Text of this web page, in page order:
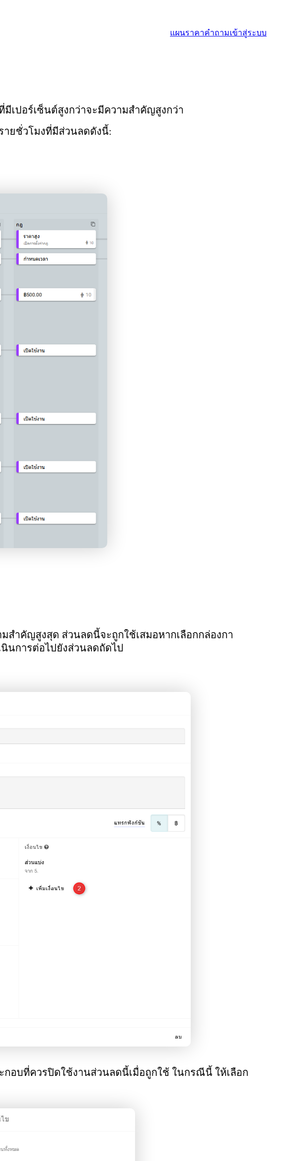
แผนราคาคำถามเข้าสู่ระบบ
เปอร์เซ็นต์สูงกว่าจะมีความสำคัญสูงกว่า
ายชั่วโมงที่มีส่วนลดดังนี้:
ำคัญสูงสุด ส่วนลดนี้จะถูกใช้เสมอหากเลือกกล่องกา
นการต่อไปยังส่วนลดถัดไป
กอบที่ควรปิดใช้งานส่วนลดนี้เมื่อถูกใช้ ในกรณีนี้ ให้เลือก